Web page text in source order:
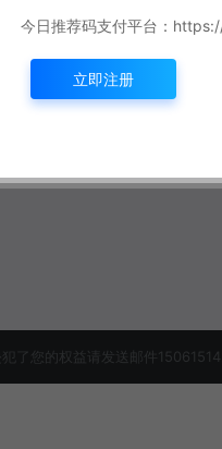
了您的权益请发送邮件
今日推荐码支付平台：
立即注册